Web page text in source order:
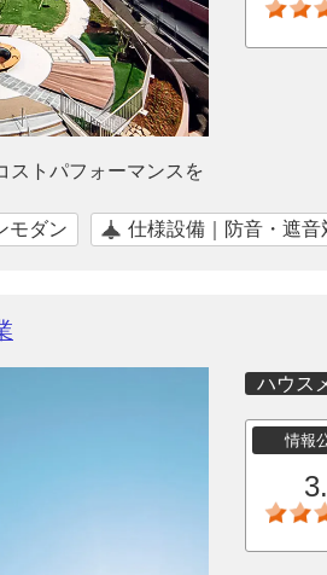
ストパフォーマンスを
モダン 仕様設備｜防音・遮音
ハウス
情報